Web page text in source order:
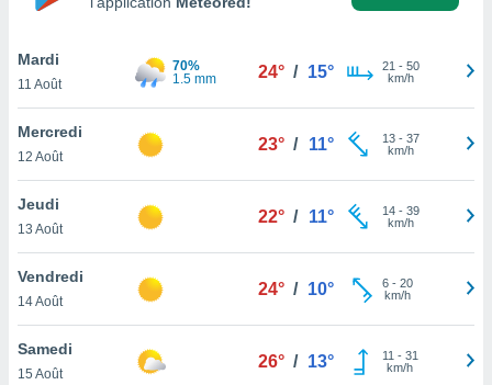
la
du
votre
à
en
le
Mardi
11 Août
70%
1.5 mm
24° / 15° 21 - 50
km/h
Mercredi
12 Août
23° / 11° 13- 37
km/h
Jeudi
13 Août
22° / 11° 14- 39
km/h
Vendredi
14 Août
24° / 10° 6- 20
km/h
Samedi
15 Août
26° / 13° 11 - 31
km/h